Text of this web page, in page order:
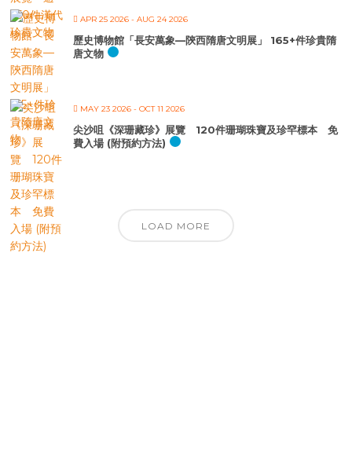
APR 25 2026 - AUG 24 2026
歷史博物館「長安萬象—陝西隋唐文明展」 165+件珍貴隋
唐文物
MAY 23 2026 - OCT 11 2026
尖沙咀《深珊藏珍》展覽 120件珊瑚珠寶及珍罕標本 免
費入場 (附預約方法)
LOAD MORE